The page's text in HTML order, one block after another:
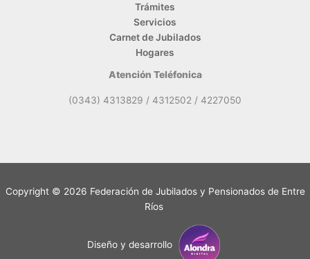
Trámites
Servicios
Carnet de Jubilados
Hogares
Atención Teléfonica
(0343) 4313829 / 4312502 / 4227050
Copyright © 2026 Federación de Jubilados y Pensionados de Entre
Ríos
Diseño y desarrollo